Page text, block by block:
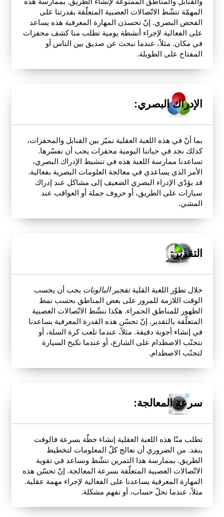
المهمّة ننشّط الاتّصالات العصبية المتعلّقة بقدرتنا على
الفحص البصري. إنّ تحسذن المهارة المعرفية هذه يساعد
على الفعالية لإجراء أنشطة يومية تطلب منا كشف محفزات
في مكان. مثلاً، عندما نبحث عن صديق بين الناس أو
المفتاح على الطويلة.
الإدراك البصري:
بما أنّ في هذه اللعبة العقلية نميّز بين القنابل والمحفزات،
كذلك نجد في حياتنا اليومية محفزات يجب أن نفسّرها.
تساعدنا ممارسة اللعبة هذه في تنشيط الإدراك البصري،
الأمر الذي يساعدي في معالجة العلومات البصرية بفعالية.
قد يؤدّي الإدراء البصري الضعيف إلى مشاكل عند إدراك
سيارات على الطريق، أو حروف جملة أو العواقب عند
المشي.
التقدير:
خلال تطوّر اللعبة القليةتفجير البالونات يجب أن يحسب
الوقت اللازمة للمرور على بعض المناطق بحسب نمط
الظهور للمناطق الحمراء. هكذا ننشّط الاتّصالات العصبية
المتعلّقة بالتقدير. إنّ تحسّن هذه القدرة المعرفية يساعدنا
في إنشاء أجوبة دقيقة. مثلاً، عندما نلعب كرة السلة، أو
نتجنّب الاصطدام على الشارع، أو عندما نكبح السيارة
لتجنّب الاصطدام.
سرعة المعالجة:
تطلب منّا هذه اللعبة العقلية إنشاء خطّة بسرعة فالوقت
ينفد. من الضروري أن نعالج كلّ المعلومات لتخطيط
الطريق. بممارسة هذا التمرين ننشّط ونساعد في تقوية
الاتّصالات العصبية المتعلّقة بسرعة المعالجة. إنّ تحسّن هذه
المهارة المعرفية يساعدنا على الفعالية لإجراء مهمة عقلية.
مثلاً، عندما نحلّ حساب، أو نفهم مشكلة.